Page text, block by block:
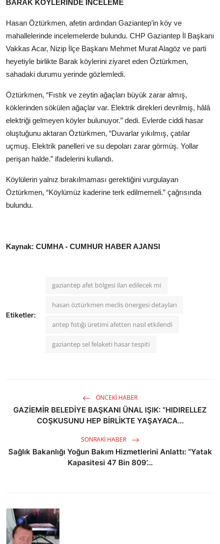
BARAK KÖYLERİNDE İNCELEME
Hasan Öztürkmen, afetin ardından Gaziantep’in köy ve
mahallelerinde incelemelerde bulundu. CHP Gaziantep İl Başkanı
Vakkas Acar, Nizip İlçe Başkanı Mehmet Murat Alagöz ve parti
heyetiyle birlikte Barak köylerini ziyaret eden Öztürkmen,
sahadaki durumu yerinde gözlemledi.
Öztürkmen, “Fıstık ve zeytin ağaçları büyük zarar almış,
köklerinden sökülen ağaçlar var. Elektrik direkleri devrilmiş, hâlâ
elektriği gelmeyen köyler bulunuyor.” dedi. Evlerde ciddi hasar
oluştuğunu aktaran Öztürkmen, “Duvarlar yıkılmış, çatılar
uçmuş. Elektrik panelleri ve su depoları zarar görmüş. Yollar
perişan halde.” ifadelerini kullandı.
Köylülerin yalnız bırakılmaması gerektiğini vurgulayan
Öztürkmen, “Köylümüz kaderine terk edilmemeli.” çağrısında
bulundu.
Kaynak: CUMHA - CUMHUR HABER AJANSI
Etiketler:
gaziantep afet bölgesi ilan edilecek mi
hasan öztürkmen meclis önergesi detayları
antep fıstığı üretimi afetten nasıl etkilendi
gaziantep sel felaketi hasar tespiti
ÖNCEKI HABER
GAZİEMİR BELEDİYE BAŞKANI ÜNAL IŞIK: “HIDIRELLEZ
COŞKUSUNU HEP BİRLİKTE YAŞAYACA...
SONRAKI HABER
Sağlık Bakanlığı Yoğun Bakım Hizmetlerini Anlattı: “Yatak
Kapasitesi 47 Bin 809’...